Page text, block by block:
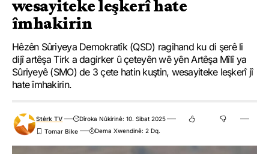
wesayiteke leşkerî hate
îmhakirin
Hêzên Sûriyeya Demokratîk (QSD) ragihand ku di şerê li
dijî artêşa Tirk a dagirker û çeteyên wê yên Artêşa Mîlî ya
Sûriyeyê (SMO) de 3 çete hatin kuştin, wesayiteke leşkerî jî
hate îmhakirin.
Stêrk TV
Dîroka Nûkirinê: 10. Sibat 2025
Dema Xwendinê: 2 Dq.